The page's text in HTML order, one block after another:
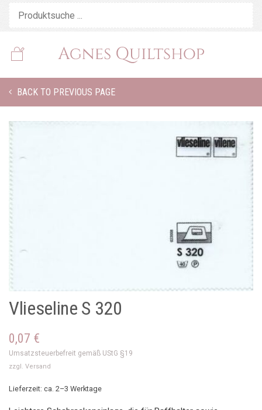
BACK TO PREVIOUS PAGE
Vlieseline S 320
0,07 €
Umsatzsteuerbefreit gemäß UStG §19
zzgl. Versand
Lieferzeit: ca. 2–3 Werktage